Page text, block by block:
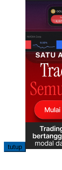
tutup